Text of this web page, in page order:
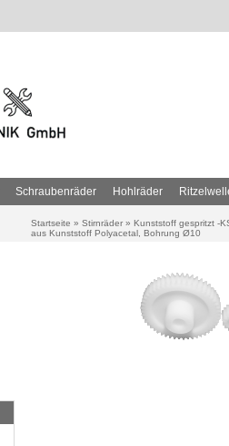
Schraubenräder Hohlräder
Startseite » Stirnräder » Kunststoff gespritzt -
aus Kunststoff Polyacetal, Bohrung Ø10